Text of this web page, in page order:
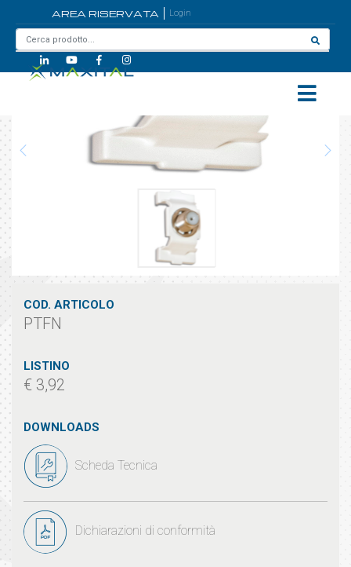
AREA RISERVATA Login
COD. ARTICOLO
PTFN
LISTINO
€ 3,92
DOWNLOADS
Scheda Tecnica
Dichiarazioni di conformità